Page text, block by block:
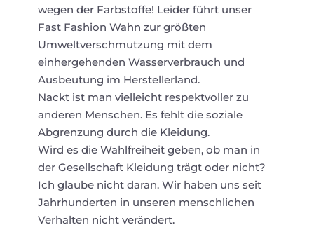
wegen der Farbstoffe! Leider führt unser
Fast Fashion Wahn zur größten
Umweltverschmutzung mit dem
einhergehenden Wasserverbrauch und
Ausbeutung im Herstellerland.
Nackt ist man vielleicht respektvoller zu
anderen Menschen. Es fehlt die soziale
Abgrenzung durch die Kleidung.
Wird es die Wahlfreiheit geben, ob man in
der Gesellschaft Kleidung trägt oder nicht?
Ich glaube nicht daran. Wir haben uns seit
Jahrhunderten in unseren menschlichen
Verhalten nicht verändert.